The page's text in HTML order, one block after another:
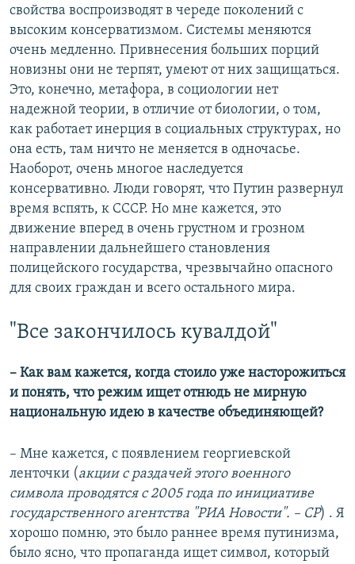
свойства воспроизводят в череде поколений с
высоким консерватизмом. Системы меняются
очень медленно. Привнесения больших порций
новизны они не терпят, умеют от них защищаться.
Это, конечно, метафора, в социологии нет
надежной теории, в отличие от биологии, о том,
как работает инерция в социальных структурах, но
она есть, там ничто не меняется в одночасье.
Наоборот, очень многое наследуется
консервативно. Люди говорят, что Путин развернул
время вспять, к СССР. Но мне кажется, это
движение вперед в очень грустном и грозном
направлении дальнейшего становления
полицейского государства, чрезвычайно опасного
для своих граждан и всего остального мира.
"Все закончилось кувалдой"
– Как вам кажется, когда стоило уже насторожиться
и понять, что режим ищет отнюдь не мирную
национальную идею в качестве объединяющей?
– Мне кажется, с появлением георгиевской
ленточки (акции с раздачей этого военного
символа проводятся с 2005 года по инициативе
государственного агентства "РИА Новости". – СР) . Я
хорошо помню, это было раннее время путинизма,
было ясно, что пропаганда ищет символ, который